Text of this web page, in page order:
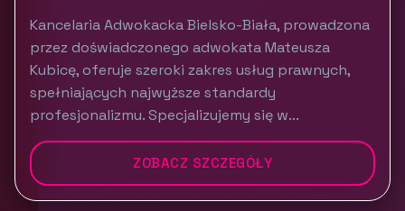
Kancelaria Adwokacka Bielsko-Biała, prowadzona
przez doświadczonego adwokata Mateusza
Kubicę, oferuje szeroki zakres usług prawnych,
spełniających najwyższe standardy
profesjonalizmu. Specjalizujemy się w...
ZOBACZ SZCZEGÓŁY